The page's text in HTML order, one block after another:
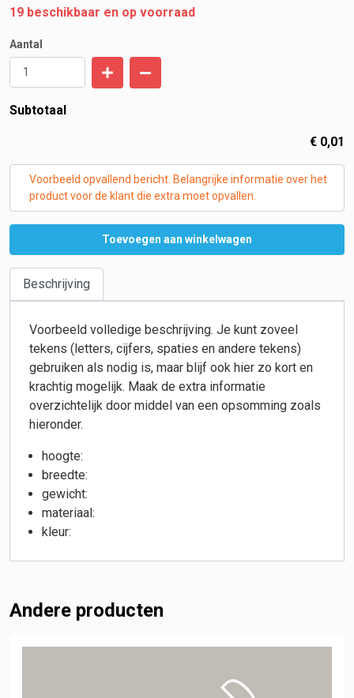
19 beschikbaar en op voorraad
Aantal
Subtotaal
€ 0,01
Voorbeeld opvallend bericht. Belangrijke informatie over het
product voor de klant die extra moet opvallen.
Toevoegen aan winkelwagen
Beschrijving
Voorbeeld volledige beschrijving. Je kunt zoveel
tekens (letters, cijfers, spaties en andere tekens)
gebruiken als nodig is, maar blijf ook hier zo kort en
krachtig mogelijk. Maak de extra informatie
overzichtelijk door middel van een opsomming zoals
hieronder.
hoogte:
breedte:
gewicht:
materiaal:
kleur:
Andere producten